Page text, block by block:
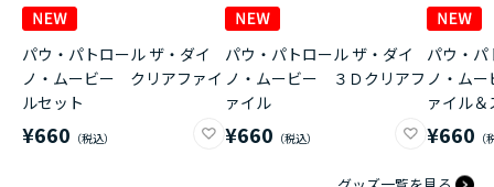
パウ・パトロール ザ・ダイ
ノ・ムービー クリアファイ
ルセット
¥660
パウ・パトロール ザ・ダイ
ノ・ムービー ３Ｄクリアフ
ァイル
¥660
パウ・パ
ノ・ム
ァイル
¥660